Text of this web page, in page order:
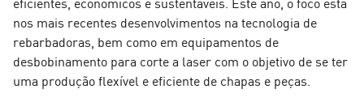
nos mais recentes desenvolvimentos na tecnologia de
rebarbadoras, bem como em equipamentos de
desbobinamento para corte a laser com o objetivo de se ter
uma produção flexível e eficiente de chapas e peças.